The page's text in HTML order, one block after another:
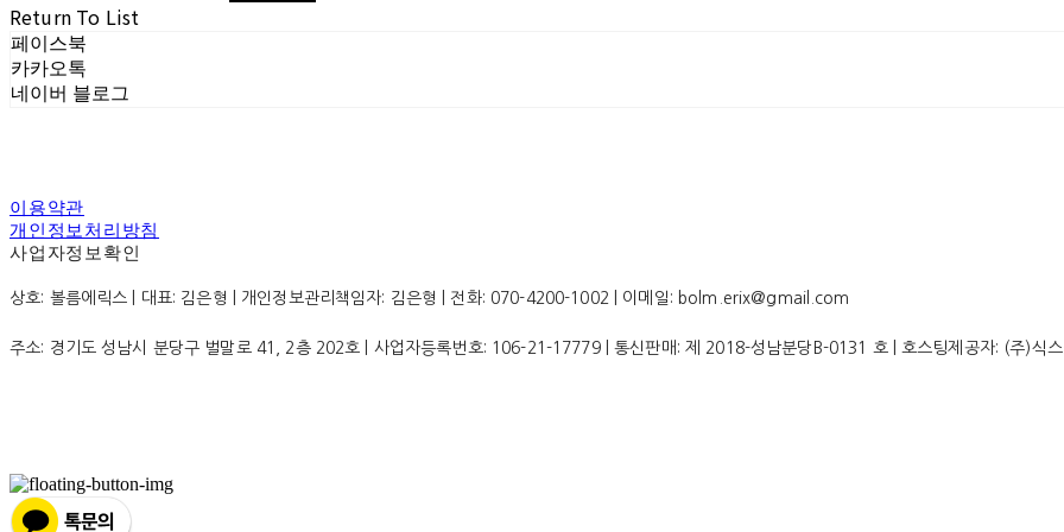
Return To List
페이스북
카카오톡
네이버 블로그
이용약관
개인정보처리방침
사업자정보확인
상호: 볼름에릭스 | 대표: 김은형 | 개인정보관리책임자: 김은형 | 전화: 070-4200-1002 | 이메일: bolm.erix@gmail.com
주소: 경기도 성남시 분당구 벌말로 41, 2층 202호 | 사업자등록번호: 106-21-17779| 통신판매: 제 2018-성남분당B-0131 호| 호스팅제공자: (주)식